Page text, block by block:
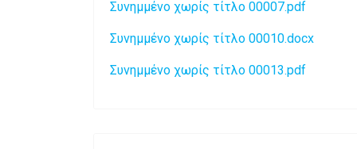
Συνημμένο χωρίς τίτλο 00007.pdf
Συνημμένο χωρίς τίτλο 00010.docx
Συνημμένο χωρίς τίτλο 00013.pdf